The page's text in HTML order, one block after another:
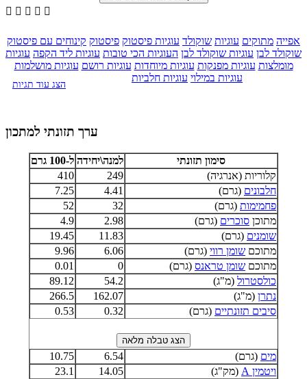
    
אפייה מתוקים עוגיות שוקולד עוגיות פיסטוק פיסטוק קינוחים עם פיסטוק
שוקולד לבן עוגיות שוקולד לבן העוגיות הכי טובות עוגיות ליד הקפה עוגיות
מומלצות עוגיות מפנקות עוגיות מיוחדות עוגיות רושם עוגיות מושלמות
עוגיות במילוי עוגיות חלביות
הצג עוד תגיות
ערך תזונתי למתכון
סימון תזונתי למנה\יחידה ל-100 גרם
קלוריות (אנרגיה)
249
410
חלבונים (גרם) 4.41
7.25
פחמימות (גרם) 32
52
מתוכן סוכרים (גרם) 2.98
4.9
שומנים (גרם) 11.83
19.45
מתוכם שומן רווי (גרם) 6.06
9.96
מתוכם שומן טראנס (גרם) 0
0.01
כולסטרול (מ"ג) 54.2
89.12
נתרן (מ"ג) 162.07
266.5
סיבים תזונתיים (גרם) 0.32
0.53
מים (גרם) 6.54
10.75
ויטמין A
(מק"ג) 14.05
23.1